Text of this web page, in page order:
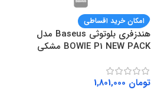
امکان خرید اقساطی
هندزفری بلوتوثی Baseus مدل
BOWIE P1 NEW PACK مشکی
تومان